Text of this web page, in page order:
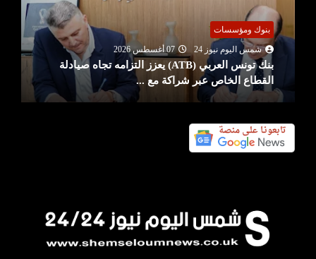
بنوك ومؤسسات
شمس اليوم نيوز 24
07 أغسطس 2026
بنك تونس العربي (ATB) يعزز التزامه تجاه صيادلة
القطاع الخاص عبر شراكة مع ...